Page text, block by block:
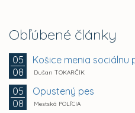
Obľúbené články
05
08
Dušan TOKARČÍK
05
08
Opustený pes
Mestská POLÍCIA